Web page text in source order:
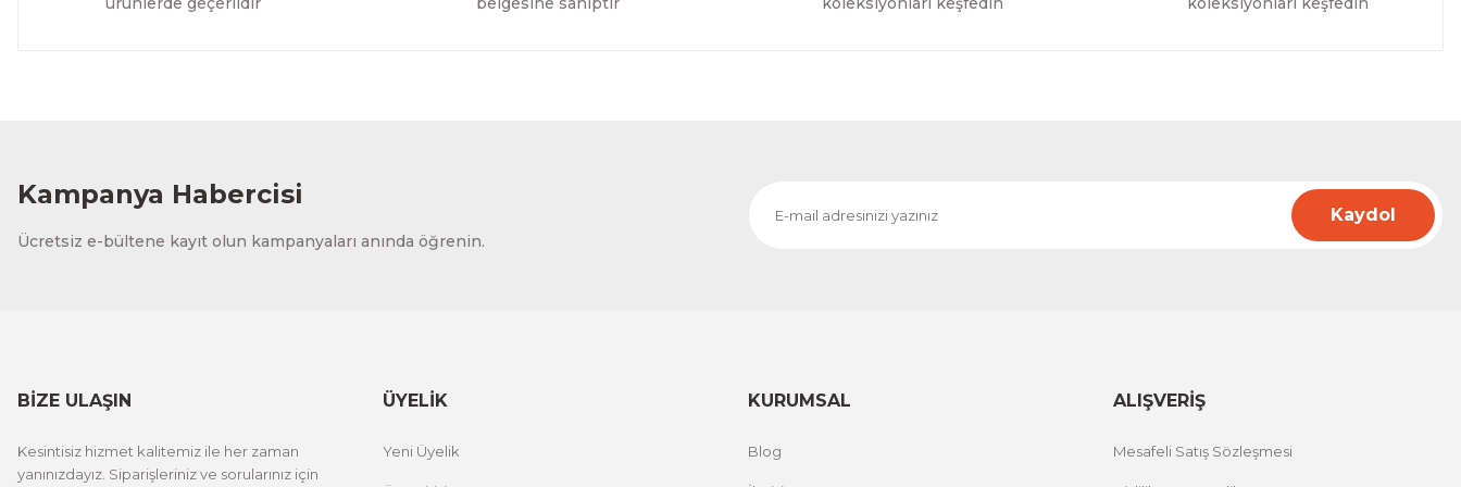
Kampanya Habercisi
Ücretsiz e-bültene kayıt olun kampanyaları anında öğrenin.
Kaydol
BİZE ULAŞIN
Kesintisiz hizmet kalitemiz ile her zaman
yanınızdayız. Siparişleriniz ve sorularınız için
ÜYELİK
Yeni Üyelik
KURUMSAL
Blog
ALIŞVERİŞ
Mesafeli Satış Sözleşmesi